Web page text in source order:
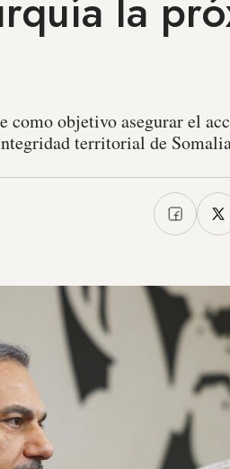
como objetivo asegurar el
territorial de